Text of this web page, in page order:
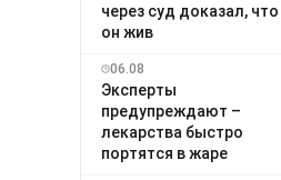
через суд доказал, что
он жив
06.08
Эксперты
предупреждают –
лекарства быстро
портятся в жаре